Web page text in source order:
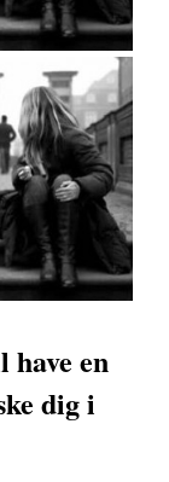
have en
dig i